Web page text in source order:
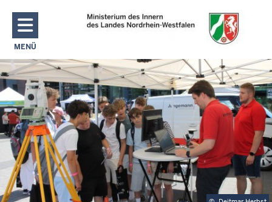
Direkt zum Inhalt
MENÜ
NAVIGATION AKTIVIEREN/DEAKTIVIEREN: MAIN MENU